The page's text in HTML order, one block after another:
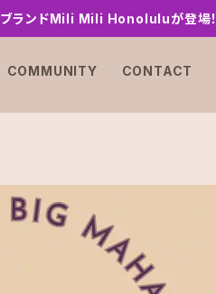
ランドMili Mili Honoluluが登場！
COMMUNITY CONTACT